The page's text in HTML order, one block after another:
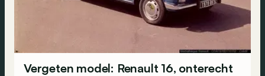
Vergeten model: Renault 16, onterecht